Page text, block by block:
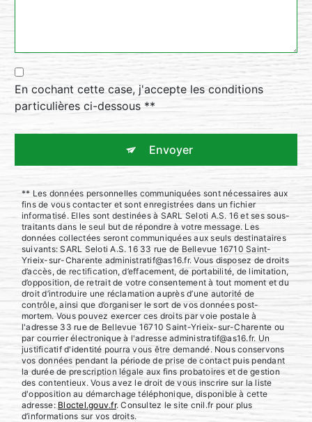
En cochant cette case, j'accepte les conditions
particulières ci-dessous **
Envoyer
** Les données personnelles communiquées sont nécessaires aux
fins de vous contacter et sont enregistrées dans un fichier
informatisé. Elles sont destinées à SARL Seloti A.S. 16 et ses sous-
traitants dans le seul but de répondre à votre message. Les
données collectées seront communiquées aux seuls destinataires
suivants: SARL Seloti A.S. 16 33 rue de Bellevue 16710 Saint-
Yrieix-sur-Charente administratif@as16.fr. Vous disposez de droits
d’accès, de rectification, d’effacement, de portabilité, de limitation,
d’opposition, de retrait de votre consentement à tout moment et du
droit d’introduire une réclamation auprès d’une autorité de
contrôle, ainsi que d’organiser le sort de vos données post-
mortem. Vous pouvez exercer ces droits par voie postale à
l'adresse 33 rue de Bellevue 16710 Saint-Yrieix-sur-Charente ou
par courrier électronique à l'adresse administratif@as16.fr. Un
justificatif d'identité pourra vous être demandé. Nous conservons
vos données pendant la période de prise de contact puis pendant
la durée de prescription légale aux fins probatoires et de gestion
des contentieux. Vous avez le droit de vous inscrire sur la liste
d'opposition au démarchage téléphonique, disponible à cette
adresse: Bloctel.gouv.fr. Consultez le site cnil.fr pour plus
d’informations sur vos droits.